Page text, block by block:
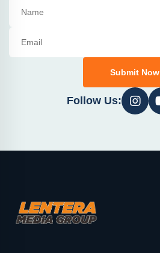
Submit Now
Follow Us: